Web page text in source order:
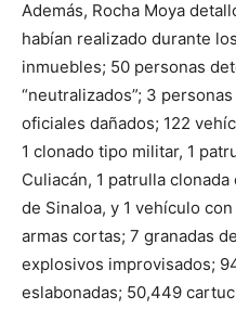
Además, Rocha Moya
habían realizado durante
inmuebles; 50 personas
“neutralizados”; 3
oficiales dañados; 122
1 clonado tipo militar, 1
Culiacán, 1 patrulla
de Sinaloa, y 1 vehículo
armas cortas; 7 granadas
explosivos improvisados;
eslabonadas; 50,449